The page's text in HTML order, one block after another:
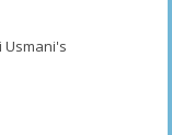
Usmani's